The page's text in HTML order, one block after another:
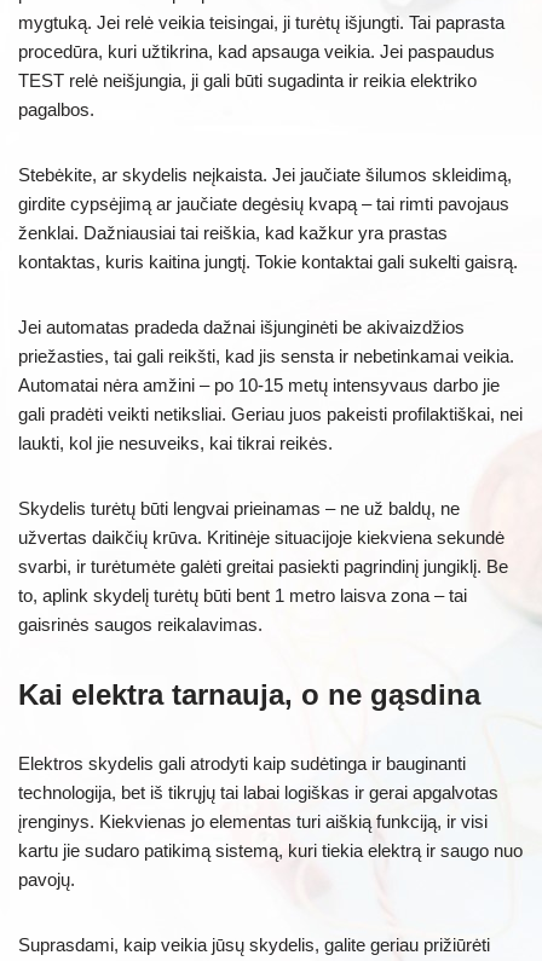
mygtuką. Jei relė veikia teisingai, ji turėtų išjungti. Tai paprasta
procedūra, kuri užtikrina, kad apsauga veikia. Jei paspaudus
TEST relė neišjungia, ji gali būti sugadinta ir reikia elektriko
pagalbos.
Stebėkite, ar skydelis neįkaista. Jei jaučiate šilumos skleidimą,
girdite cypsėjimą ar jaučiate degėsių kvapą – tai rimti pavojaus
ženklai. Dažniausiai tai reiškia, kad kažkur yra prastas
kontaktas, kuris kaitina jungtį. Tokie kontaktai gali sukelti gaisrą.
Jei automatas pradeda dažnai išjunginėti be akivaizdžios
priežasties, tai gali reikšti, kad jis sensta ir nebetinkamai veikia.
Automatai nėra amžini – po 10-15 metų intensyvaus darbo jie
gali pradėti veikti netiksliai. Geriau juos pakeisti profilaktiškai, nei
laukti, kol jie nesuveiks, kai tikrai reikės.
Skydelis turėtų būti lengvai prieinamas – ne už baldų, ne
užvertas daikčių krūva. Kritinėje situacijoje kiekviena sekundė
svarbi, ir turėtumėte galėti greitai pasiekti pagrindinį jungiklį. Be
to, aplink skydelį turėtų būti bent 1 metro laisva zona – tai
gaisrinės saugos reikalavimas.
Kai elektra tarnauja, o ne gąsdina
Elektros skydelis gali atrodyti kaip sudėtinga ir bauginanti
technologija, bet iš tikrųjų tai labai logiškas ir gerai apgalvotas
įrenginys. Kiekvienas jo elementas turi aiškią funkciją, ir visi
kartu jie sudaro patikimą sistemą, kuri tiekia elektrą ir saugo nuo
pavojų.
Suprasdami, kaip veikia jūsų skydelis, galite geriau prižiūrėti